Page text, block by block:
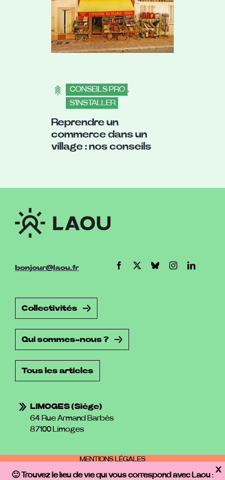
CONSEILS PRO ,
S'INSTALLER
Reprendre un
commerce dans un
village : nos conseils
bonjour@laou.fr
Collectivités
Qui sommes-nous ?
Tous les articles
LIMOGES (siège)
64 Rue Armand Barbès
87100 Limoges
MENTIONS LÉGALES
POLITIQUE DE PROTECTION DES DONNÉES PERSONNELLES
CONDITIONS GÉNÉRALES
🙂 Trouvez le lieu de vie qui vous correspond avec Laou: